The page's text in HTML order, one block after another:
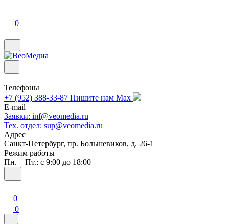
0
Телефоны
+7 (952) 388-33-87 Пишите нам Max
E-mail
Заявки: inf@veomedia.ru
Тех. отдел: sup@veomedia.ru
Адрес
Санкт-Петербург, пр. Большевиков, д. 26-1
Режим работы
Пн. – Пт.: с 9:00 до 18:00
0
0